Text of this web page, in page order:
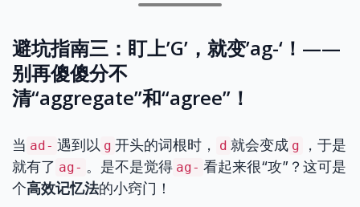
避坑指南三：盯上’G’，就变’ag-‘！——
别再傻傻分不
清“aggregate”和“agree”！
当 ad- 遇到以 g 开头的词根时， d 就会变成 g
，于是
就有了 ag- 。是不是觉得 ag- 看起来很“攻”？这可是
个高效记忆法的小窍门！